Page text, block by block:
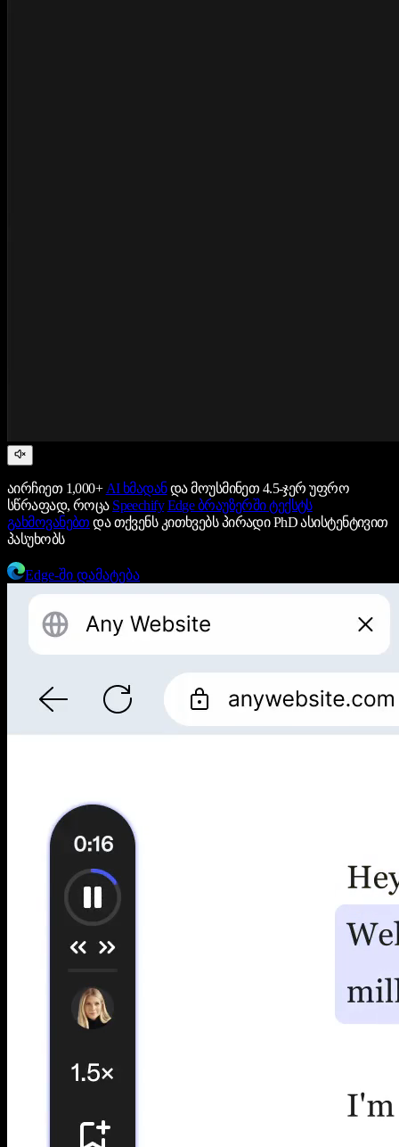
აირჩიეთ 1,000+ AI ხმადანდა მოუსმინეთ 4.5-ჯერ უფრო
სწრაფად, როცა Speechify Edge ბრაუზერში ტექსტს
გახმოვანებთ და თქვენს კითხვებს პირადი PhD ასისტენტივით
პასუხობს
Edge-ში დამატება